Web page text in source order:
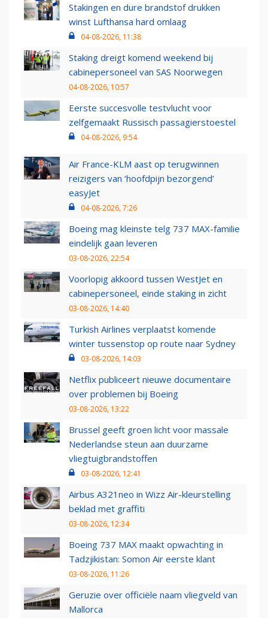
Stakingen en dure brandstof drukken
winst Lufthansa hard omlaag
04-08-2026, 11:38
Staking dreigt komend weekend bij
cabinepersoneel van SAS Noorwegen
04-08-2026, 10:57
Eerste succesvolle testvlucht voor
zelfgemaakt Russisch passagierstoestel
04-08-2026, 9:54
Air France-KLM aast op terugwinnen
reizigers van ‘hoofdpijn bezorgend’
easyJet
04-08-2026, 7:26
Boeing mag kleinste telg 737 MAX-familie
eindelijk gaan leveren
03-08-2026, 22:54
Voorlopig akkoord tussen WestJet en
cabinepersoneel, einde staking in zicht
03-08-2026, 14:40
Turkish Airlines verplaatst komende
winter tussenstop op route naar Sydney
03-08-2026, 14:03
Netflix publiceert nieuwe documentaire
over problemen bij Boeing
03-08-2026, 13:22
Brussel geeft groen licht voor massale
Nederlandse steun aan duurzame
vliegtuigbrandstoffen
03-08-2026, 12:41
Airbus A321neo in Wizz Air-kleurstelling
beklad met graffiti
03-08-2026, 12:34
Boeing 737 MAX maakt opwachting in
Tadzjikistan: Somon Air eerste klant
03-08-2026, 11:26
Geruzie over officiële naam vliegveld van
Mallorca